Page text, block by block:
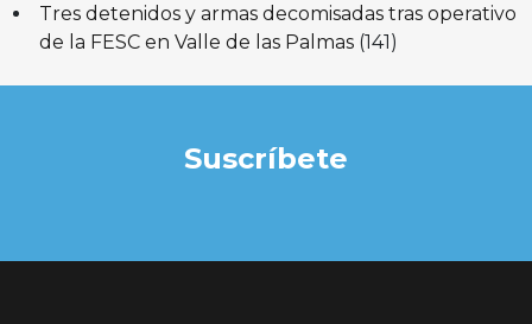
Tres detenidos y armas decomisadas tras operativo
de la FESC en Valle de las Palmas (141)
Suscríbete